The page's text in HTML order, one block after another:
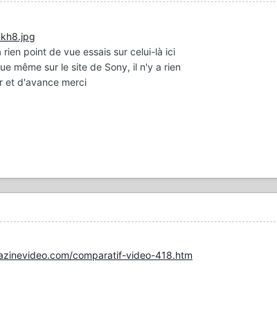
point de vue essais sur celui-là ici
même sur le site de Sony, il n'y a rien
et d'avance merci
comparatif-video-418.htm